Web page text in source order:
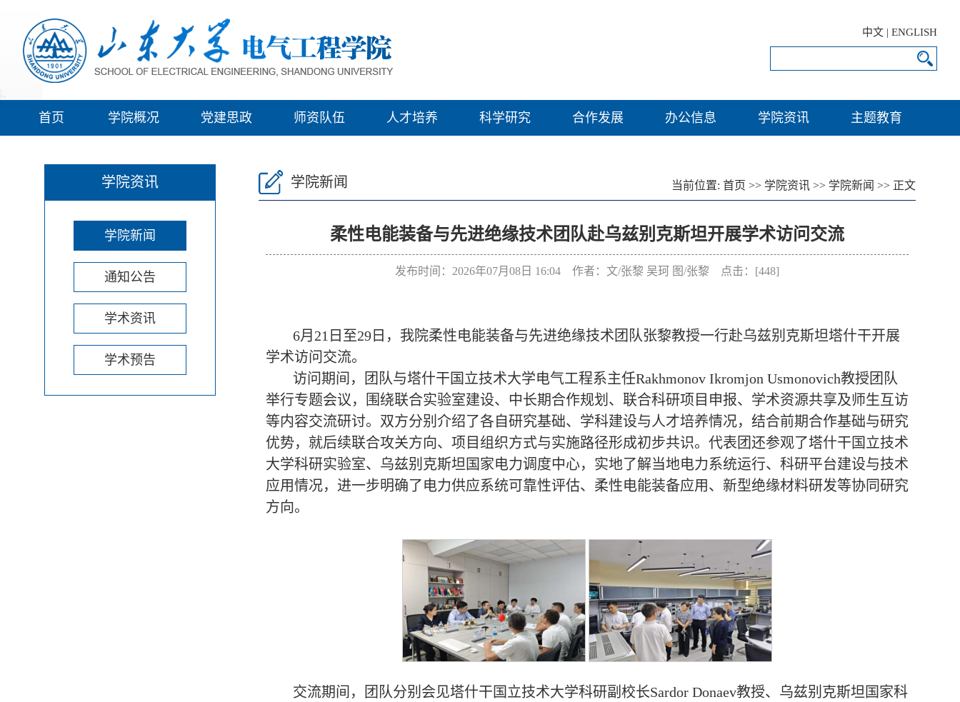
中文 | ENGLISH
首页 学院概况 党建思政 师资队伍 人才培养 科学研究 合作发展 办公信息 学院资讯 主题教育
学院资讯
学院新闻
通知公告
学术资讯
学术预告
学院新闻 当前位置: 首页 >> 学院资讯 >> 学院新闻 >> 正文
柔性电能装备与先进绝缘技术团队赴乌兹别克斯坦开展学术访问交流
发布时间：2026年07月08日 16:04 作者：文/张黎 吴珂 图/张黎 点击：[448]
6月21日至29日，我院柔性电能装备与先进绝缘技术团队张黎教授一行赴乌兹别克斯坦塔什干开展
学术访问交流。
访问期间，团队与塔什干国立技术大学电气工程系主任Rakhmonov Ikromjon Usmonovich教授团队
举行专题会议，围绕联合实验室建设、中长期合作规划、联合科研项目申报、学术资源共享及师生互访
等内容交流研讨。双方分别介绍了各自研究基础、学科建设与人才培养情况，结合前期合作基础与研究
优势，就后续联合攻关方向、项目组织方式与实施路径形成初步共识。代表团还参观了塔什干国立技术
大学科研实验室、乌兹别克斯坦国家电力调度中心，实地了解当地电力系统运行、科研平台建设与技术
应用情况，进一步明确了电力供应系统可靠性评估、柔性电能装备应用、新型绝缘材料研发等协同研究
方向。
交流期间，团队分别会见塔什干国立技术大学科研副校长Sardor Donaev教授、乌兹别克斯坦国家科